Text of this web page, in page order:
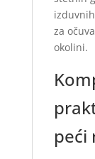
za
okolini.
peći